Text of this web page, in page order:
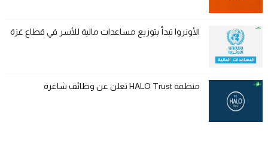
الأونروا تبدأ بتوزيع مساعدات مالية للأسر في قطاع غزة
منظمة HALO Trust تعلن عن وظائف شاغرة